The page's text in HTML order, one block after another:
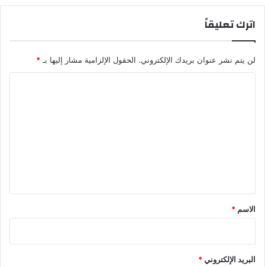
اترك تعليقاً
لن يتم نشر عنوان بريدك الإلكتروني. الحقول الإلزامية مشار إليها بـ *
*
الاسم *
البريد الإلكتروني*